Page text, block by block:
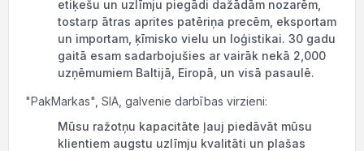
etiķešu un uzlīmju piegādi dažādām nozarēm,
tostarp ātras aprites patēriņa precēm, eksportam
un importam, ķīmisko vielu un loģistikai. 30 gadu
gaitā esam sadarbojušies ar vairāk nekā 2,000
uzņēmumiem Baltijā, Eiropā, un visā pasaulē.
"PakMarkas", SIA, galvenie darbības virzieni:
Mūsu ražotņu kapacitāte ļauj piedāvāt mūsu
klientiem augstu uzlīmju kvalitāti un plašas